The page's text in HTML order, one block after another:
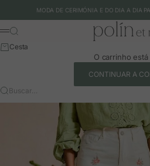
MODA DE CERIMÓNIA E DO DIA A DIA
Polín et moi - EU
Menu
Buscar
Cesta
O carrinho está
CONTINUAR A
Buscar…